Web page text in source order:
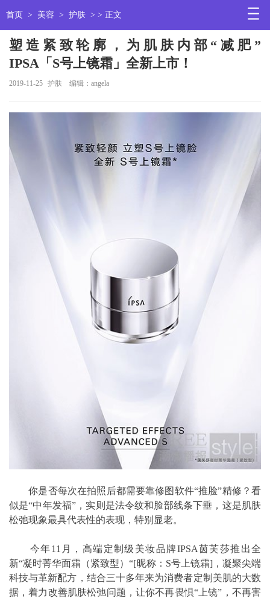
首页 > 美容 > 护肤 > > 正文
塑造紧致轮廓，为肌肤内部“减肥”
IPSA「S号上镜霜」全新上市！
2019-11-25 护肤 编辑：angela
你是否每次在拍照后都需要靠修图软件“推脸”精修？看
似是“中年发福”，实则是法令纹和脸部线条下垂，这是肌肤
松弛现象最具代表性的表现，特别显老。
今年11月，高端定制级美妆品牌IPSA茵芙莎推出全
新“凝时菁华面霜（紧致型）“[昵称：S号上镜霜]，凝聚尖端
科技与革新配方，结合三十多年来为消费者定制美肌的大数
据，着力改善肌肤松弛问题，让你不再畏惧“上镜”，不再害